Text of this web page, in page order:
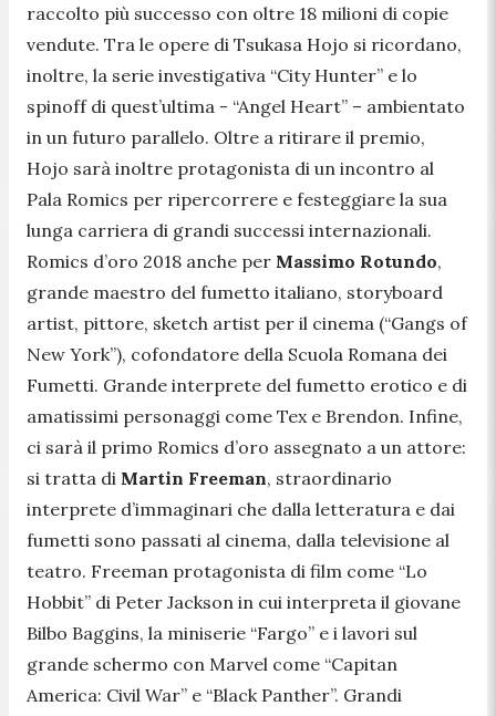
raccolto più successo con oltre 18 milioni di copie
vendute. Tra le opere di Tsukasa Hojo si ricordano,
inoltre, la serie investigativa “City Hunter” e lo
spinoff di quest’ultima - “Angel Heart” – ambientato
in un futuro parallelo. Oltre a ritirare il premio,
Hojo sarà inoltre protagonista di un incontro al
Pala Romics per ripercorrere e festeggiare la sua
lunga carriera di grandi successi internazionali.
Romics d’oro 2018 anche per Massimo Rotundo,
grande maestro del fumetto italiano, storyboard
artist, pittore, sketch artist per il cinema (“Gangs of
New York”), cofondatore della Scuola Romana dei
Fumetti. Grande interprete del fumetto erotico e di
amatissimi personaggi come Tex e Brendon. Infine,
ci sarà il primo Romics d’oro assegnato a un attore:
si tratta di Martin Freeman, straordinario
interprete d’immaginari che dalla letteratura e dai
fumetti sono passati al cinema, dalla televisione al
teatro. Freeman protagonista di film come “Lo
Hobbit” di Peter Jackson in cui interpreta il giovane
Bilbo Baggins, la miniserie “Fargo” e i lavori sul
grande schermo con Marvel come “Capitan
America: Civil War” e “Black Panther”. Grandi